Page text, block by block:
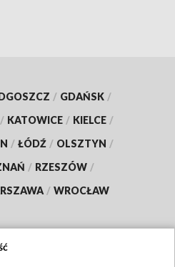
/ GDAŃSK /
/ KATOWICE / KIELCE /
/ ŁÓDŹ / OLSZTYN /
/ RZESZÓW /
/ WROCŁAW